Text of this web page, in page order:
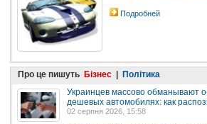
Подробней
Про це пишуть Бізнес | Політика
Украинцев массово обманывают
дешевых автомобилях: как
02 серпня 2026, 15:58